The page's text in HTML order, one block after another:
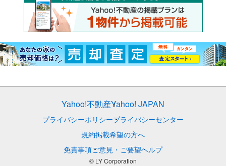
Yahoo!不動産Yahoo! JAPAN
プライバシーポリシープライバシーセンター
規約掲載希望の方へ
免責事項ご意見・ご要望ヘルプ
© LY Corporation